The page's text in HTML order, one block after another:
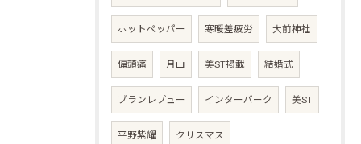
ホットペッパー 寒暖差疲労 大前神社
偏頭痛 月山 美ST掲載 結婚式
ブランレプュー インターパーク 美ST
平野紫耀 クリスマス